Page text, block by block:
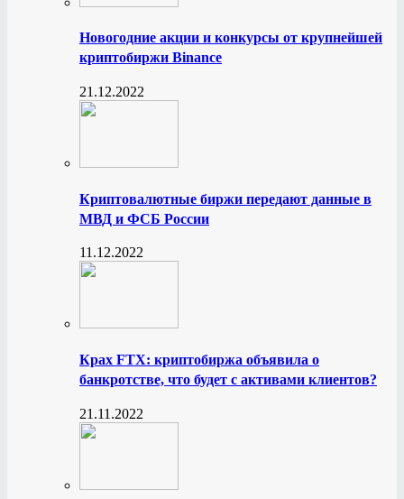
Новогодние акции и конкурсы от крупнейшей
криптобиржи Binance
21.12.2022
Криптовалютные биржи передают данные в
МВД и ФСБ России
11.12.2022
Крах FTX: криптобиржа объявила о
банкротстве, что будет с активами клиентов?
21.11.2022